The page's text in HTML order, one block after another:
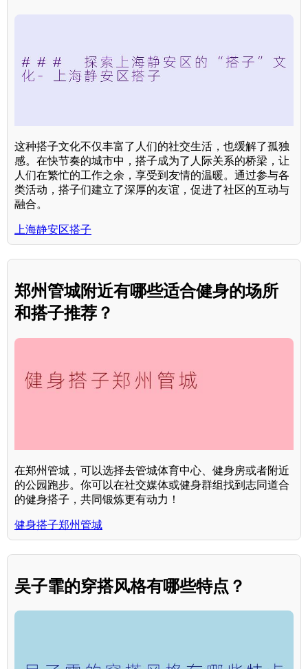
这种搭子文化不仅丰富了人们的社交生活，也缓解了孤独
感。在快节奏的城市中，搭子成为了人际关系的桥梁，让
人们在繁忙的工作之余，享受到友情的温暖。通过参与各
类活动，搭子们建立了深厚的友谊，促进了社区的互动与
融合。
上海静安区搭子
郑州管城附近有哪些适合健身的场所
和搭子推荐？
在郑州管城，可以选择去管城体育中心、健身房或者附近
的公园跑步。你可以在社交媒体或健身群组找到志同道合
的健身搭子，共同锻炼更有动力！
健身搭子郑州管城
吴子霏的穿搭风格有哪些特点？